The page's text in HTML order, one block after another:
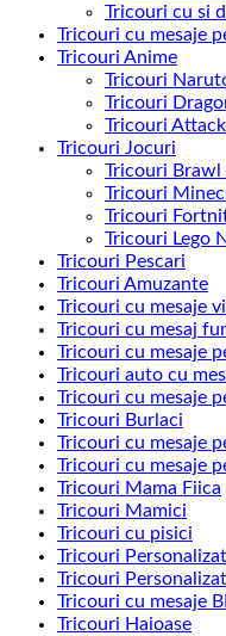
Tricouri cu si
Tricouri cu mesaje
Tricouri Anime
Tricouri
Tricouri
Tricouri
Tricouri Jocuri
Tricouri Brawl
Tricouri
Tricouri
Tricouri Lego
Tricouri Pescari
Tricouri Amuzante
Tricouri cu mesaje
Tricouri cu mesaj
Tricouri cu mesaje
Tricouri auto cu
Tricouri cu mesaje
Tricouri Burlaci
Tricouri cu mesaje
Tricouri cu mesaje
Tricouri Mama Fiica
Tricouri Mamici
Tricouri cu pisici
Tricouri
Tricouri
Tricouri cu mesaje
Tricouri Haioase